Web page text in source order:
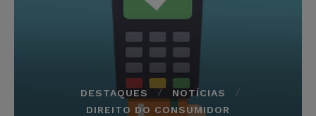
DESTAQUES
NOTÍCIAS
DIREITO DO CONSUMIDOR